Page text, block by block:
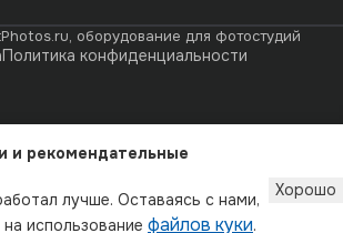
оборудование для фотостудий
Политика конфиденциальности
и рекомендательные
лучше. Оставаясь с нами,
использование файлов куки.
Хорошо